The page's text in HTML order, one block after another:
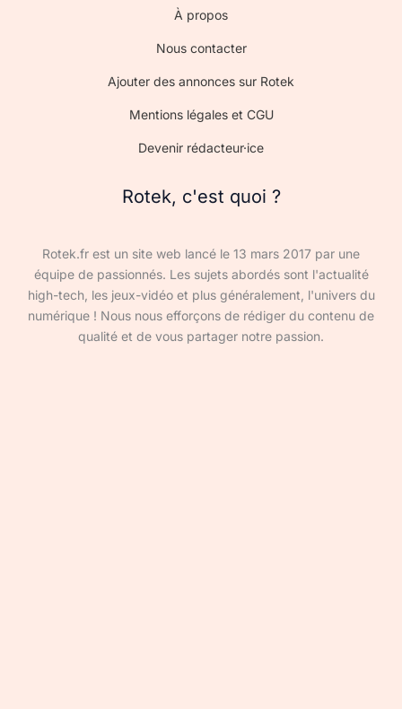
À propos
Nous contacter
Ajouter des annonces sur Rotek
Mentions légales et CGU
Devenir rédacteur·ice
Rotek, c'est quoi ?
Rotek.fr est un site web lancé le 13 mars 2017 par une
équipe de passionnés. Les sujets abordés sont l'actualité
high-tech, les jeux-vidéo et plus généralement, l'univers du
numérique ! Nous nous efforçons de rédiger du contenu de
qualité et de vous partager notre passion.